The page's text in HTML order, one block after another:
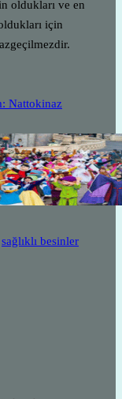
oldukları ve en
için
Nattokinaz
sağlıklı besinler